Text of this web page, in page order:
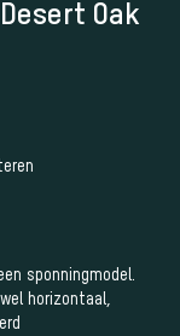
Oak
sponningmodel.
horizontaal,